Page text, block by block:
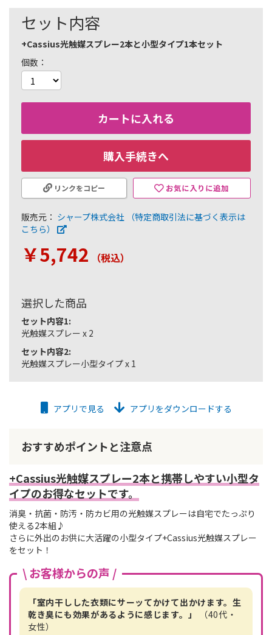
セット内容
+Cassius光触媒スプレー2本と小型タイプ1本セット
個数
カートに入れる
購入手続きへ
お気に入りに追加
リンクをコピー
販売元： シャープ株式会社
（特定商取引法に基づく表示は
こちら）
￥5,742 （税込）
選択した商品
セット内容1:
光触媒スプレー x 2
セット内容2:
光触媒スプレー小型タイプ x 1
アプリで見る アプリをダウンロードする
おすすめポイントと注意点
+Cassius光触媒スプレー2本と携帯しやすい小型タ
イプのお得なセットです。
消臭・抗菌・防汚・防カビ用の光触媒スプレーは自宅でたっぷり
使える2本組♪
さらに外出のお供に大活躍の小型タイプ+Cassius光触媒スプレー
をセット！
\ お客様からの声 /
「室内干しした衣類にサーッてかけて出かけます。生
乾き臭にも効果があるように感じます。」
（40代・
女性）